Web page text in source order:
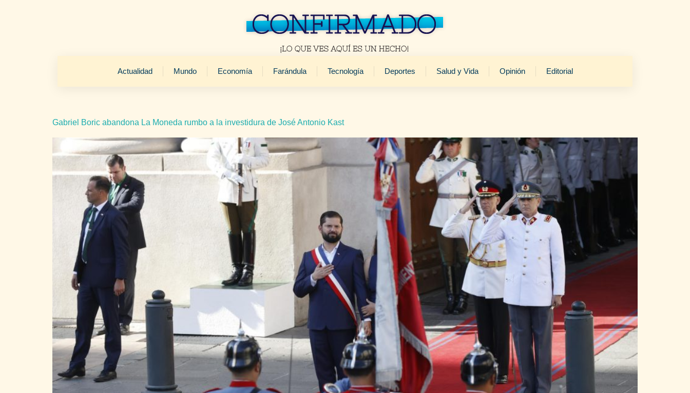
Actualidad Mundo Economía Farándula Tecnología Deportes Salud y Vida Opinión Editorial
Gabriel Boric abandona La Moneda rumbo a la investidura de José Antonio Kast